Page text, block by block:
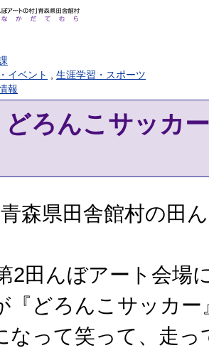
イベント
生涯学習・スポーツ
報
どろんこサッカ
森県田舎館村の田
2田んぼアート会場
『どろんこサッカ
なって笑って、走っ